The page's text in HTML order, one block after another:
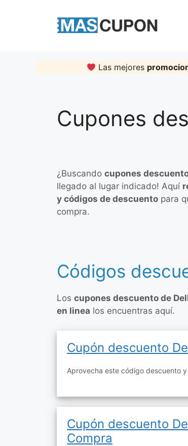
Las mejores
Cupones
¿Buscandocupones
llegado al lugar indicado! Aquí
y códigos de descuento para
compra.
Códigos
Los cupones descuento de
en linea los encuentras aquí.
Cupón descuento
Aprovecha este código descuento
Cupón descuento
Compra